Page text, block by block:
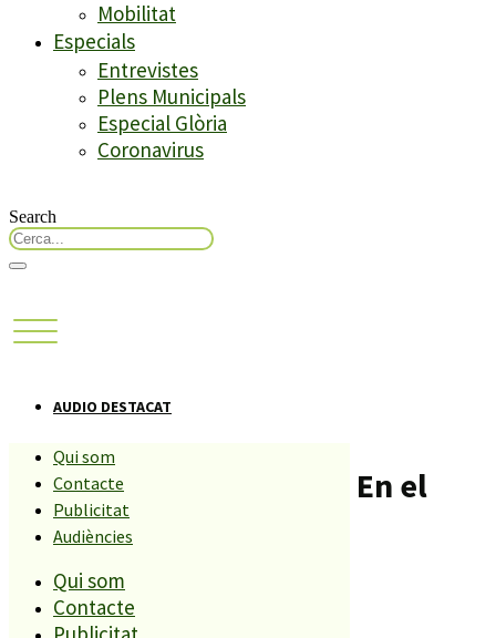
Mobilitat
Especials
Entrevistes
Plens Municipals
Especial Glòria
Coronavirus
Search
Qui som
Contacte
Publicitat
Audiències
Qui som
Contacte
AUDIO DESTACAT
Escena nou. Tenderete: En el
azul
Compartiu aquesta història